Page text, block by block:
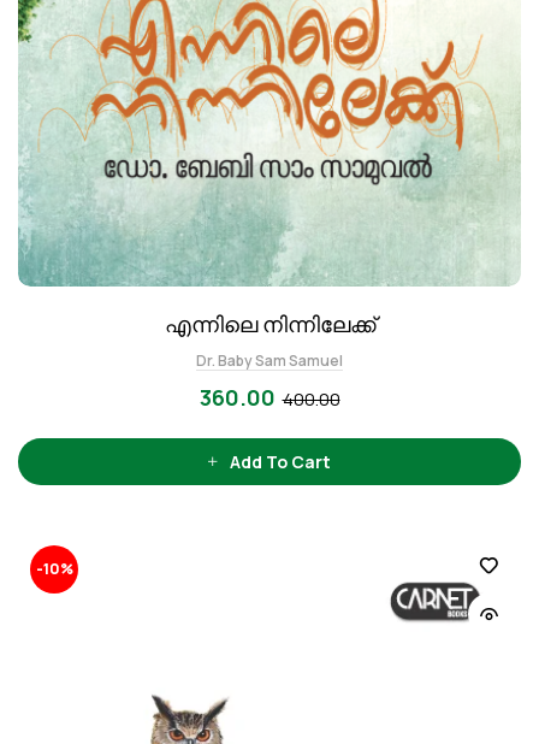
എന്നിലെ നിന്നിലേക്ക്
Dr. Baby Sam Samuel
400.00
360.00
Add To Cart
-10%